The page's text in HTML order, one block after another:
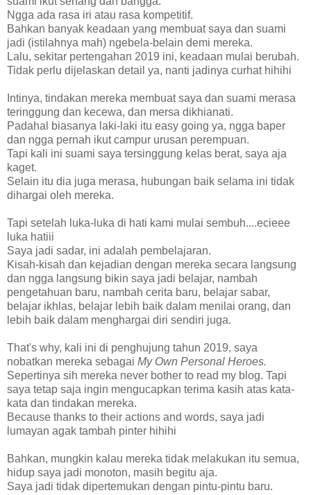
Ngga ada rasa iri atau rasa kompetitif.
Bahkan banyak keadaan yang membuat saya dan suami
jadi (istilahnya mah) ngebela-belain demi mereka.
Lalu, sekitar pertengahan 2019 ini, keadaan mulai berubah.
Tidak perlu dijelaskan detail ya, nanti jadinya curhat hihihi
Intinya, tindakan mereka membuat saya dan suami merasa
teringgung dan kecewa, dan mersa dikhianati.
Padahal biasanya laki-laki itu easy going ya, ngga baper
dan ngga pernah ikut campur urusan perempuan.
Tapi kali ini suami saya tersinggung kelas berat, saya aja
kaget.
Selain itu dia juga merasa, hubungan baik selama ini tidak
dihargai oleh mereka.
Tapi setelah luka-luka di hati kami mulai sembuh....ecieee
luka hatiii
Saya jadi sadar, ini adalah pembelajaran.
Kisah-kisah dan kejadian dengan mereka secara langsung
dan ngga langsung bikin saya jadi belajar, nambah
pengetahuan baru, nambah cerita baru, belajar sabar,
belajar ikhlas, belajar lebih baik dalam menilai orang, dan
lebih baik dalam menghargai diri sendiri juga.
That's why, kali ini di penghujung tahun 2019, saya
nobatkan mereka sebagai My Own Personal Heroes.
Sepertinya sih mereka never bother to read my blog. Tapi
saya tetap saja ingin mengucapkan terima kasih atas kata-
kata dan tindakan mereka.
Because thanks to their actions and words, saya jadi
lumayan agak tambah pinter hihihi
Bahkan, mungkin kalau mereka tidak melakukan itu semua,
hidup saya jadi monoton, masih begitu aja.
Saya jadi tidak dipertemukan dengan pintu-pintu baru.